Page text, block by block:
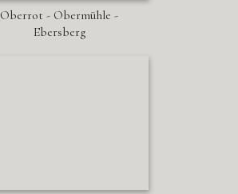
Oberrot - Obermühle -
Ebersberg